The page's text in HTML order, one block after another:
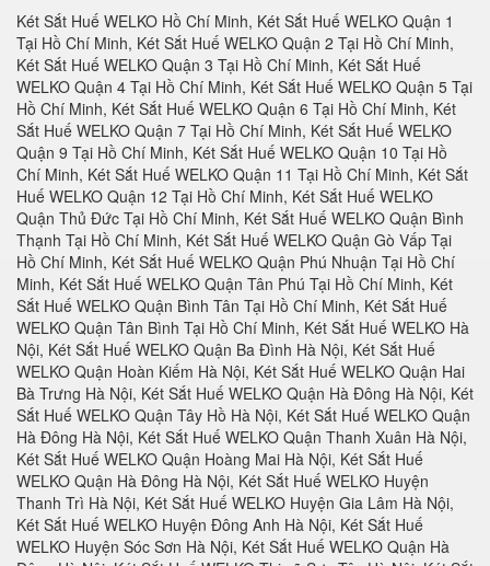
Két Sắt Huế WELKO Hồ Chí Minh, Két Sắt Huế WELKO Quận 1 Tại Hồ Chí Minh, Két Sắt Huế WELKO Quận 2 Tại Hồ Chí Minh, Két Sắt Huế WELKO Quận 3 Tại Hồ Chí Minh, Két Sắt Huế WELKO Quận 4 Tại Hồ Chí Minh, Két Sắt Huế WELKO Quận 5 Tại Hồ Chí Minh, Két Sắt Huế WELKO Quận 6 Tại Hồ Chí Minh, Két Sắt Huế WELKO Quận 7 Tại Hồ Chí Minh, Két Sắt Huế WELKO Quận 9 Tại Hồ Chí Minh, Két Sắt Huế WELKO Quận 10 Tại Hồ Chí Minh, Két Sắt Huế WELKO Quận 11 Tại Hồ Chí Minh, Két Sắt Huế WELKO Quận 12 Tại Hồ Chí Minh, Két Sắt Huế WELKO Quận Thủ Đức Tại Hồ Chí Minh, Két Sắt Huế WELKO Quận Bình Thạnh Tại Hồ Chí Minh, Két Sắt Huế WELKO Quận Gò Vấp Tại Hồ Chí Minh, Két Sắt Huế WELKO Quận Phú Nhuận Tại Hồ Chí Minh, Két Sắt Huế WELKO Quận Tân Phú Tại Hồ Chí Minh, Két Sắt Huế WELKO Quận Bình Tân Tại Hồ Chí Minh, Két Sắt Huế WELKO Quận Tân Bình Tại Hồ Chí Minh, Két Sắt Huế WELKO Hà Nội, Két Sắt Huế WELKO Quận Ba Đình Hà Nội, Két Sắt Huế WELKO Quận Hoàn Kiếm Hà Nội, Két Sắt Huế WELKO Quận Hai Bà Trưng Hà Nội, Két Sắt Huế WELKO Quận Hà Đông Hà Nội, Két Sắt Huế WELKO Quận Tây Hồ Hà Nội, Két Sắt Huế WELKO Quận Hà Đông Hà Nội, Két Sắt Huế WELKO Quận Thanh Xuân Hà Nội, Két Sắt Huế WELKO Quận Hoàng Mai Hà Nội, Két Sắt Huế WELKO Quận Hà Đông Hà Nội, Két Sắt Huế WELKO Huyện Thanh Trì Hà Nội, Két Sắt Huế WELKO Huyện Gia Lâm Hà Nội, Két Sắt Huế WELKO Huyện Đông Anh Hà Nội, Két Sắt Huế WELKO Huyện Sóc Sơn Hà Nội, Két Sắt Huế WELKO Quận Hà Đông Hà Nội, Két Sắt Huế WELKO Thị xã Sơn Tây Hà Nội, Két Sắt Huế WELKO Huyện Ba Vì Hà Nội, Két Sắt Huế WELKO Huyện Phúc Thọ Hà Nội, Két Sắt Huế WELKO Huyện Thạch Thất Hà Nội, Két Sắt Huế WELKO Huyện Quốc Oai Hà Nội, Két Sắt Huế WELKO Huyện Chương Mỹ Hà Nội, Két Sắt Huế WELKO Huyện Đan Phượng Hà Nội, Két Sắt Huế WELKO Huyện Hoài Đức Hà Nội, Két Sắt Huế WELKO Huyện Thanh Oai Hà Nội, Két Sắt Huế WELKO Huyện Mỹ Đức Hà Nội, Két Sắt Huế WELKO Huyện Ứng Hoà Hà Nội, Két Sắt Huế WELKO Huyện Thường Tín Hà Nội, Két Sắt Huế WELKO Huyện Phú Xuyên Hà Nội, Két Sắt Huế WELKO Huyện Mê Linh Hà Nội, Két Sắt Huế WELKO Quận Nam Từ Liên Hà Nội, Két Sắt Huế WELKO An Giang, Két Sắt Huế WELKO Thành phố Long Xuyên Tỉnh An Giang, Két Sắt Huế WELKO Thành phố Châu Đốc Tỉnh An Giang, Két Sắt Huế WELKO Huyện An Phú Tỉnh An Giang, Két Sắt Huế WELKO Thị xã Tân Châu, Két Sắt Huế WELKO Huyện Phú Tân, Két Sắt Huế WELKO Huyện Châu Phú, Két Sắt Huế WELKO Huyện Tịnh Biên, Két Sắt Huế WELKO Huyện Tri Tôn, Két Sắt Huế WELKO Huyện Châu Thành Tỉnh An Giang, Két Sắt Huế WELKO Huyện Chợ Mới Tỉnh An Giang, Két Sắt Huế WELKO Huyện Thoại Sơn Tỉnh An Giang, Két Sắt Huế WELKO Vũng Tàu, Két Sắt Huế WELKO Thành phố Vũng Tàu Tại Bà Rịa - Vũng Tàu, Két Sắt Huế WELKO Thành phố Bà Rịa Tại Bà Rịa - Vũng Tàu, Két Sắt Huế WELKO Huyện Châu Đức Tại Bà Rịa - Vũng Tàu, Két Sắt Huế WELKO Huyện Xuyên Mộc Tại Bà Rịa - Vũng Tàu, Két Sắt Huế WELKO Huyện Long Điền Tại Bà Rịa - Vũng Tàu, Két Sắt Huế WELKO Huyện Đất Đỏ Tại Bà Rịa - Vũng Tàu, Két Sắt Huế WELKO Huyện Tân Thành Tại Bà Rịa - Vũng Tàu, Tỉnh Bà Rịa - Vũng Tàu Tại Bà Rịa - Vũng Tàu, Két Sắt Huế WELKO Bạc Liêu, Két Sắt Huế WELKO Thành phố Bạc Liêu Tại Bạc Liêu, Két Sắt Huế WELKO Huyện Hồng Dân Tại Bạc Liêu, Két Sắt Huế WELKO Huyện Phước Long Tại Bạc Liêu, Két Sắt Huế WELKO Huyện Vĩnh Lợi Tại Bạc Liêu, Két Sắt Huế WELKO Thị xã Giá Rai Tại Bạc Liêu, Két Sắt Huế WELKO Huyện Đông Hải Tại Bạc Liêu, Két Sắt Huế WELKO Huyện Hoà Bình Tại Bạc Liêu, Két Sắt Huế WELKO Bắc Kạn, Két Sắt Huế WELKO Thành Phố Bắc Kạn, Két Sắt Huế WELKO Huyện Pác Nặm Tại Bắc Kạn, Két Sắt Huế WELKO Huyện Ba Bể Tại Bắc Kạn, Két Sắt Huế WELKO Huyện Ngân Sơn Tại Bắc Kạn, Két Sắt Huế WELKO Huyện Bạch Thông Tại Bắc Kạn, Két Sắt Huế WELKO Huyện Chợ Đồn Tại Bắc Kạn, Két Sắt Huế WELKO Huyện Chợ Mới Tại Bắc Kạn, Huyện Na Rì Tại Bắc Kạn, Két Sắt Huế WELKO Bắc Giang, Két Sắt Huế WELKO Thành phố Bắc Giang, Két Sắt Huế WELKO Huyện Yên Thế Tại Bắc Giang, Két Sắt Huế WELKO Huyện Tân Yên Tại Bắc Giang, Két Sắt Huế WELKO Huyện Lạng Giang Tại Bắc Giang, Két Sắt Huế WELKO Huyện Lục Nam Tại Bắc Giang, Két Sắt Huế WELKO Huyện Lục Ngạn Tại Bắc Giang, Két Sắt Huế WELKO Huyện Sơn Động Tại Bắc Giang, Két Sắt Huế WELKO Huyện Yên Dũng Tại Bắc Giang, Két Sắt Huế WELKO Huyện Việt Yên Tại Bắc Giang, Két Sắt Huế WELKO Huyện Hiệp Hòa Tại Bắc Giang, Két Sắt Huế WELKO Bắc Ninh, Két Sắt Huế WELKO Thành phố Bắc Ninh, Két Sắt Huế WELKO Huyện Yên Phong Tại Bắc Ninh, Két Sắt Huế WELKO Huyện Quế Võ Tại Bắc Ninh, Két Sắt Huế WELKO Huyện Tiên Du Tại Bắc Ninh, Két Sắt Huế WELKO Thị xã Từ Sơn Tại Bắc Ninh, Huyện Thuận Thành Tại Bắc Ninh, Két Sắt Huế WELKO Huyện Gia Bình Tại Bắc Ninh, Két Sắt Huế WELKO Huyện Lương Tài Tại Bắc Ninh, Két Sắt Huế WELKO Bến Tre, Két Sắt Huế WELKO Thành phố Bến Tre, Két Sắt Huế WELKO Huyện Châu Thành Tỉnh Bến Tre, Huyện Chợ Lách Tỉnh Bến Tre, Két Sắt Huế WELKO Huyện Mỏ Cày Nam Tỉnh Bến Tre, Két Sắt Huế WELKO Huyện Giồng Trôm Tỉnh Bến Tre, Két Sắt Huế WELKO Huyện Bình Đại Tỉnh Bến Tre, Két Sắt Huế WELKO Huyện Ba Tri Tỉnh Bến Tre, Két Sắt Huế WELKO Huyện Thạnh Phú Tỉnh Bến Tre, Két Sắt Huế WELKO Huyện Mỏ Cày Bắc Tỉnh Bến Tre, Két Sắt Huế WELKO Bình Dương, Két Sắt Huế WELKO Tại Thành phố Thủ Dầu Một Tỉnh Bình Dương, Két Sắt Huế WELKO Tại Huyện Bàu Bàng Tỉnh Bình Dương, Két Sắt Huế WELKO Tại Huyện Dầu Tiếng Tỉnh Bình Dương, Két Sắt Huế WELKO Tại Thị xã Bến Cát Tỉnh Bình Dương, Két Sắt Huế WELKO Tại Huyện Phú Giáo Tỉnh Bình Dương, Két Sắt Huế WELKO Tại Thị xã Tân Uyên Tỉnh Bình Dương, Két Sắt Huế WELKO Tại Thị xã Dĩ An Tỉnh Bình Dương, Két Sắt Huế WELKO Tại Thị xã Thuận An Tỉnh Bình Dương, Két Sắt Huế WELKO Tại Huyện Bắc Tân Uyên Tỉnh Bình Dương, Két Sắt Huế WELKO Bình Định, Két Sắt Huế WELKO Tại Thành phố Qui Nhơn Tỉnh Bình Định, Két Sắt Huế WELKO Tại Huyện An Lão Tỉnh Bình Định, Két Sắt Huế WELKO Tại Huyện Hoài Nhơn Tỉnh Bình Định, Két Sắt Huế WELKO Tại Huyện Hoài Ân Tỉnh Bình Định, Két Sắt Huế WELKO Tại Huyện Phù Mỹ Tỉnh Bình Định, Két Sắt Huế WELKO Tại Huyện Vĩnh Thạnh Tỉnh Bình Định, Két Sắt Huế WELKO Tại Huyện Tây Sơn Tỉnh Bình Định, Két Sắt Huế WELKO Tại Huyện Phù Cát Tỉnh Bình Định, Két Sắt Huế WELKO Tại Thị xã An Nhơn Tỉnh Bình Định, Két Sắt Huế WELKO Tại Huyện Tuy Phước Tỉnh Bình Định, Két Sắt Huế WELKO Tại Huyện Vân Canh Tỉnh Bình Định, Két Sắt Huế WELKO Bình Phước, Két Sắt Huế WELKO Tại Thị xã Phước Long Tỉnh Bình Phước, Két Sắt Huế WELKO Tại Thị xã Đồng Xoài Tỉnh Bình Phước, Két Sắt Huế WELKO Tại Thị xã Bình Long Tỉnh Bình Phước, Két Sắt Huế WELKO Tại Huyện Bù Gia Mập Tỉnh Bình Phước, Két Sắt Huế WELKO Tại Huyện Lộc Ninh Tỉnh Bình Phước, Két Sắt Huế WELKO Tại Huyện Bù Đốp Tỉnh Bình Phước, Két Sắt Huế WELKO Tại Huyện Hớn Quản Tỉnh Bình Phước , Két Sắt Huế WELKO Tại Huyện Đồng Phú Tỉnh Bình Phước, Két Sắt Huế WELKO Tại Huyện Bù Đăng Tỉnh Bình Phước, Két Sắt Huế WELKO Tại Huyện Chơn Thành Tỉnh Bình Phước, ủ Hồ Sơ Chống Cháy Tại Huyện Phú Riềng Tỉnh Bình Phước, Két Sắt Huế WELKO Bình Thuận, Két Sắt Huế WELKO Tại Thành phố Phan Thiết Tỉnh Bình Thuận, Két Sắt Huế WELKO Tại Thị xã La Gi Tỉnh Bình Thuận, Két Sắt Huế WELKO Tại Huyện Tuy Phong Tỉnh Bình Thuận, Két Sắt Huế WELKO Tại Huyện Bắc Bình Tỉnh Bình Thuận, Két Sắt Huế WELKO Tại Huyện Hàm Thuận Bắc Tỉnh Bình Thuận, Két Sắt Huế WELKO Tại Huyện Hàm Thuận Nam Tỉnh Bình Thuận, Két Sắt Huế WELKO Tại Huyện Tánh Linh Tỉnh Bình Thuận, Két Sắt Huế WELKO Tại Huyện Đức Linh Tỉnh Bình Thuận, Két Sắt Huế WELKO Tại Huyện Hàm TânTỉnh Bình Thuận , Két Sắt Huế WELKO Tại Huyện Phú Quí Tỉnh Bình Thuận, Két Sắt Huế WELKO Cà Mau, Két Sắt Huế WELKO Tại Thành phố Cà Mau Tỉnh Càu Mau, Két Sắt Huế WELKO Tại Huyện U Minh Tỉnh Càu Mau, Két Sắt Huế WELKO Tại Huyện Thới Bình Tỉnh Càu Mau, Két Sắt Huế WELKO Tại Huyện Trần Văn Thời Tỉnh Càu Mau, Két Sắt Huế WELKO Tại Huyện Cái Nước Tỉnh Càu Mau, Két Sắt Huế WELKO Tại Huyện Đầm Dơi Tỉnh Càu Mau, Két Sắt Huế WELKO Tại Huyện Năm Căn Tỉnh Càu Mau, Két Sắt Huế WELKO Tại Huyện Phú Tân Tỉnh Càu Mau, Két Sắt Huế WELKO Tại Huyện Ngọc Hiển Tỉnh Càu Mau, Két Sắt Huế WELKO Cao Bằng, Két Sắt Huế WELKO Tại Thành phố Cao Bằng Tỉnh Cao Bằng, Két Sắt Huế WELKO Tại Huyện Bảo Lâm Tỉnh Cao Bằng, Két Sắt Huế WELKO Tại Huyện Bảo Lạc Tỉnh Cao Bằng, Két Sắt Huế WELKO Tại Huyện Thông Nông Tỉnh Cao Bằng, Két Sắt Huế WELKO Tại Huyện Hà Quảng Tỉnh Cao Bằng, Két Sắt Huế WELKO Tại Huyện Trà Lĩnh Tỉnh Cao Bằng, Két Sắt Huế WELKO Tại Huyện Trùng Khánh Tỉnh Cao Bằng, Két Sắt Huế WELKO Tại Huyện Hạ Lang Tỉnh Cao Bằng, Két Sắt Huế WELKO Tại Huyện Quảng Uyên Tỉnh Cao Bằng, Két Sắt Huế WELKO Tại Huyện Phục Hoà Tỉnh Cao Bằng, Két Sắt Huế WELKO Tại Huyện Hoà An Tỉnh Cao Bằng, Két Sắt Huế WELKO Tại Huyện Nguyên Bình Tỉnh Cao Bằng, Két Sắt Huế WELKO Tại Huyện Thạch An Tỉnh Cao Bằng, Két Sắt Huế WELKO Cần Thơ, Két Sắt Huế WELKO Tại Thành phố Cần Thơ Tỉnh Cần Thơ, Két Sắt Huế WELKO Tại Quận Ninh Kiều Tỉnh Cần Thơ, Két Sắt Huế WELKO Tại Quận Ô Môn Tỉnh Cần Thơ, Két Sắt Huế WELKO Tại Quận Bình Thuỷ Tỉnh Cần Thơ, Két Sắt Huế WELKO Tại Quận Cái Răng Tỉnh Cần Thơ, Két Sắt Huế WELKO Tại Quận Thốt Nốt Tỉnh Cần Thơ, Két Sắt Huế WELKO Tại Huyện Vĩnh Thạnh Tỉnh Cần Thơ, Két Sắt Huế WELKO Tại Huyện Cờ Đỏ Tỉnh Cần Thơ, Két Sắt Huế WELKO Tại Huyện Phong Điền Tỉnh Cần Thơ, Két Sắt Huế WELKO Tại Huyện Thới Lai Tỉnh Cần Thơ, Két Sắt Huế WELKO Đà Nẵng, Két Sắt Huế WELKO Tại Thành phố Đà Nẵng Tỉnh Đà Nẵng, Két Sắt Huế WELKO Tại Quận Liên Chiểu Tỉnh Đà Nẵng, Két Sắt Huế WELKO Tại Quận Thanh Khê Tỉnh Đà Nẵng, Két Sắt Huế WELKO Tại Quận Hải Châu Tỉnh Đà Nẵng, Két Sắt Huế WELKO Tại Quận Sơn Trà Tỉnh Đà Nẵng, Két Sắt Huế WELKO Tại Quận Ngũ Hành Sơn Tỉnh Đà Nẵng, Két Sắt Huế WELKO Tại Quận Cẩm Lệ Tỉnh Đà Nẵng, Két Sắt Huế WELKO TạiHuyện Hòa Vang Tỉnh Đà Nẵng, Két Sắt Huế WELKO Đắk Lắk, Két Sắt Huế WELKO Tại Thành phố Buôn Ma Thuột Tỉnh Đắk Lắk, Két Sắt Huế WELKO Tại Thị xã Buôn Hồ Tỉnh Đắk Lắk, Két Sắt Huế WELKO Tại Huyện Buôn Đôn Tỉnh Đắk Lắk, Két Sắt Huế WELKO Tại Huyện Cư Kuin Tỉnh Đắk Lắk, Két Sắt Huế WELKO Tại Huyện Cư M’gar Tỉnh Đắk Lắk, Két Sắt Huế WELKO Tại Huyện Ea H’leo Tỉnh Đắk Lắk, Két Sắt Huế WELKO Tại Huyện Ea Kar Tỉnh Đắk Lắk, Két Sắt Huế WELKO Tại Huyện